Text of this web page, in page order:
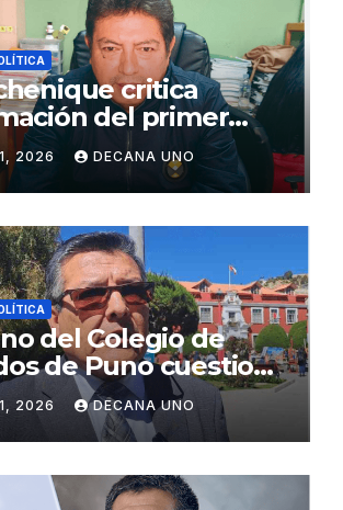
critica
del primer
ministerial de Keiko
2026 DECANA UNO
del Colegio de
de Puno cuestiona
sobre seguridad
2026 DECANA UNO